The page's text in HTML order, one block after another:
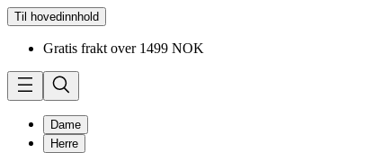
Til hovedinnhold
Gratis frakt over 1499 NOK
Dame
Herre